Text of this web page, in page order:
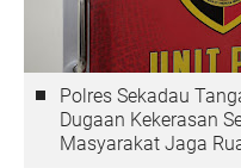
Polres Sekadau
Dugaan Kekerasan
Masyarakat Jaga